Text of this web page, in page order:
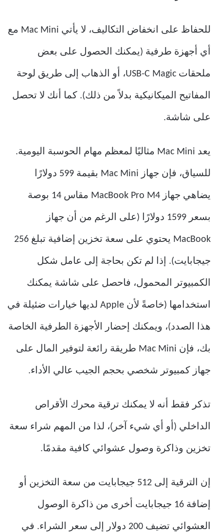
للحفاظ على انخفاض التكاليف، لا يأتي Mac Mini مع
أي أجهزة طرفية (يمكنك الحصول على بعض
ملحقات USB-C Magic، أو الذهاب إلى طريق لوحة
المفاتيح الميكانيكية بدلاً من ذلك). كما أنك لا تحصل
على شاشة.
يعد Mac Mini مثاليًا لمعظم مهام الحوسبة اليومية.
للسياق، فإن جهاز Mac Mini بقيمة 599 دولارًا
يضاهي جهاز MacBook Pro M4 مقاس 14 بوصة
بسعر 1599 دولارًا (على الرغم من أن جهاز
MacBook يحتوي على سعة تخزين إضافية تبلغ 256
جيجابايت). إذا لم تكن بحاجة إلى عامل شكل
الكمبيوتر المحمول، فاحصل على شاشة يمكنك
استخدامها (خاصةً لأن Apple لديها خيارات ضئيلة في
هذا الصدد)، ويمكنك إحضار الأجهزة الطرفية الخاصة
بك، فإن Mac Mini طريقة رائعة لتوفير المال على
جهاز كمبيوتر شخصي بحجم الجيب عالي الأداء.
تذكر فقط أنه لا يمكنك ترقية محرك الأقراص
الداخلي (أو أي شيء آخر)، لذا من المهم شراء سعة
تخزين وذاكرة وصول عشوائي كافية مقدمًا.
إن الترقية إلى 512 جيجابايت من سعة التخزين أو
إضافة 16 جيجابايت أخرى من ذاكرة الوصول
العشوائي تضيف 200 دولار إلى سعر الشراء. في